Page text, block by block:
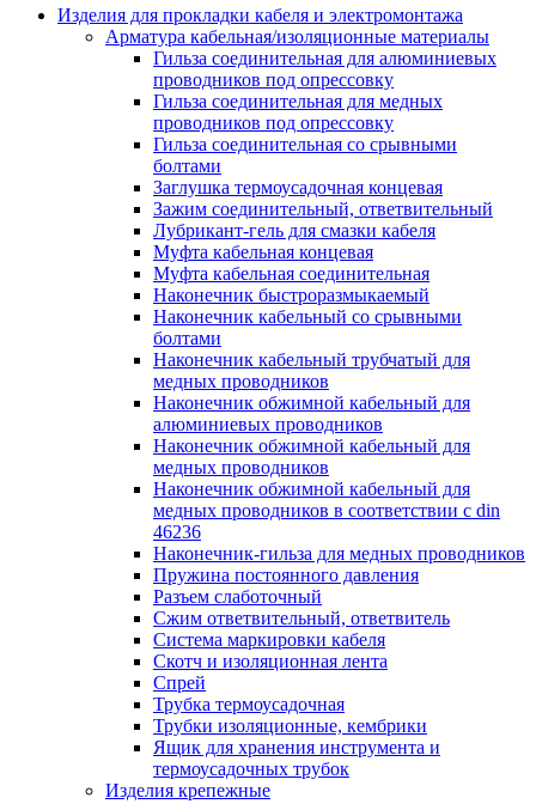
монтажные
Деталь крепежная для несущих и и
профильных реек
Зажим для крышки системы
поддержки кабелей
Кронштейн для кабельного лотка
Крышка для кабельных лотков
лотков
Лоток кабельный лестничный
Лоток кабельный листовой
Лоток кабельный проволочный
Настенный и потолочный
для кабельного лотка
Несущий профиль
лотков
Ответвление т-образное для
лотков
Пластина монтажная для
лотка
Потолочный кронштейн для
прокладки кабеля
Потолочный профиль для
Разделитель для лотка
Рейки профильные
несущие
Секция угловая для кабельных
Соединитель для кабельных
Каналы настенного и потолочного
Зажим кабельный для кабель-
Кабель-канал
Кабель-канал напольный
Кабель-канал настенный
Коробка монтажная для
Изделия для прокладки кабеля и электромонтажа
Арматура кабельная/изоляционные материалы
Гильза соединительная для алюминиевых
проводников под опрессовку
Гильза соединительная для медных
проводников под опрессовку
Гильза соединительная со срывными
болтами
Заглушка термоусадочная концевая
Зажим соединительный, ответвительный
Лубрикант-гель для смазки кабеля
Муфта кабельная концевая
Муфта кабельная соединительная
Наконечник быстроразмыкаемый
Наконечник кабельный со срывными
болтами
Наконечник кабельный трубчатый для
медных проводников
Наконечник обжимной кабельный для
алюминиевых проводников
Наконечник обжимной кабельный для
медных проводников
Наконечник обжимной кабельный для
медных проводников в соответствии с din
46236
Наконечник-гильза для медных проводников
Пружина постоянного давления
Разъем слаботочный
Сжим ответвительный, ответвитель
Система маркировки кабеля
Скотч и изоляционная лента
Спрей
Трубка термоусадочная
Трубки изоляционные, кембрики
Ящик для хранения инструмента и
термоусадочных трубок
Изделия крепежные